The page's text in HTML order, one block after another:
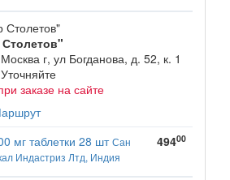
г, ул Богданова, д. 52, к. 1
Уточняйте
заказе на сайте
мг таблетки 28 штСан
Индастриз Лтд, Индия
49400